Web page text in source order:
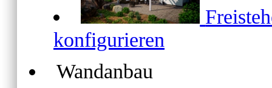
konfigurieren
Wandanbau